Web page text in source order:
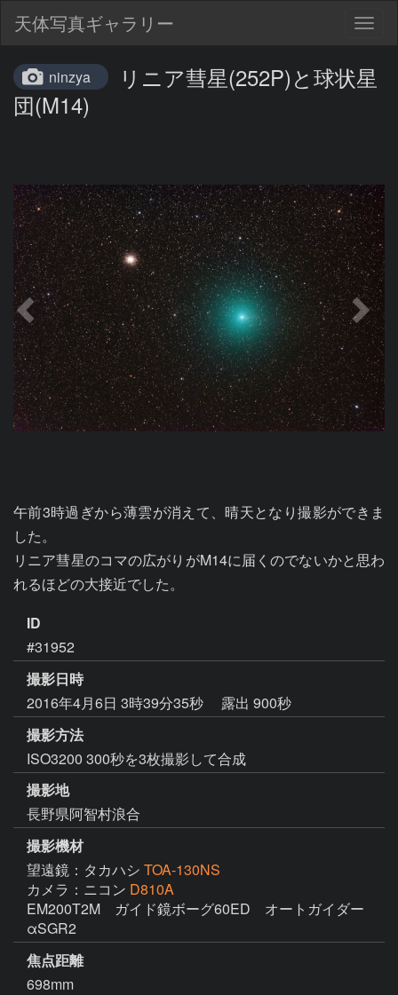
天体写真ギャラリー
ninzya
リニア彗星(252P)と球状星
団(M14)
午前3時過ぎから薄雲が消えて、晴天となり撮影ができま
した。
リニア彗星のコマの広がりがM14に届くのでないかと思わ
れるほどの大接近でした。
ID
#31952
撮影日時
2016年4月6日 3時39分35秒
露出 900秒
撮影方法
ISO3200 300秒を3枚撮影して合成
撮影地
長野県阿智村浪合
撮影機材
望遠鏡：タカハシ TOA-130NS
カメラ：ニコン D810A
EM200T2M　ガイド鏡ボーグ60ED　オートガイダー
αSGR2
焦点距離
698mm